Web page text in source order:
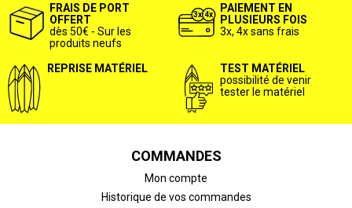
FRAIS DE PORT
OFFERT
dès 50€ - Sur les
produits neufs
PAIEMENT EN
PLUSIEURS FOIS
3x, 4x sans frais
REPRISE MATÉRIEL
TEST MATÉRIEL
possibilité de venir
tester le matériel
COMMANDES
Mon compte
Historique de vos commandes